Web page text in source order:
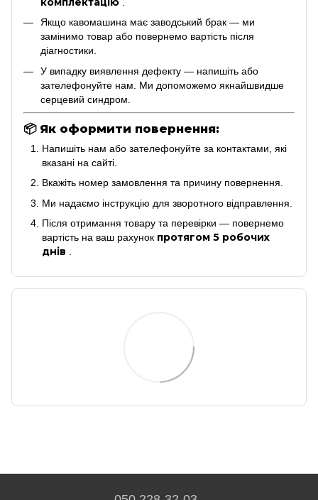
Якщо кавомашина має заводський брак — ми
замінимо товар або повернемо вартість після
діагностики.
У випадку виявлення дефекту — напишіть або
зателефонуйте нам. Ми допоможемо якнайшвидше
серцевий синдром.
📦Як оформити повернення:
Напишіть нам або зателефонуйте за контактами, які
вказані на сайті.
Вкажіть номер замовлення та причину повернення.
Ми надаємо інструкцію для зворотного відправлення.
Після отримання товару та перевірки — повернемо
вартість на ваш рахунок протягом 5 робочих
днів